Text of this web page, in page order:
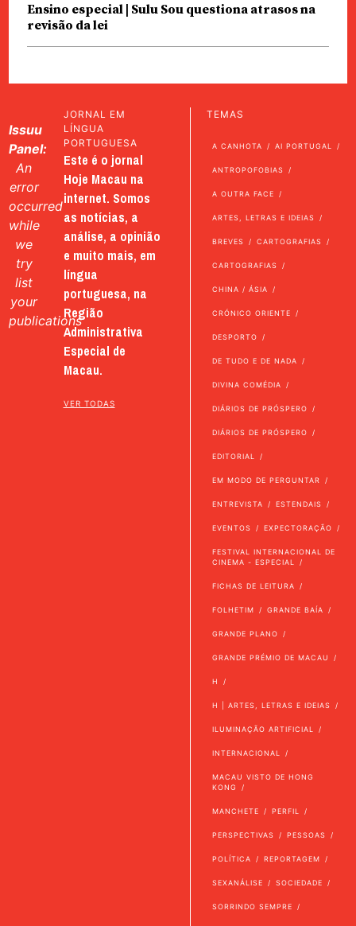
Ensino especial | Sulu Sou questiona atrasos na
revisão da lei
Issuu
Panel:
An
error
occurred
while
we
try
list
your
publications
JORNAL EM
LÍNGUA
PORTUGUESA
Este é o jornal
Hoje Macau na
internet. Somos
as notícias, a
análise, a opinião
e muito mais, em
língua
portuguesa, na
Região
Administrativa
Especial de
Macau.
VER TODAS
TEMAS
A CANHOTA AI PORTUGAL
ANTROPOFOBIAS
A OUTRA FACE
ARTES, LETRAS E IDEIAS
BREVES CARTOGRAFIAS
CARTOGRAFIAS
CHINA / ÁSIA
CRÓNICO ORIENTE
DESPORTO
DE TUDO E DE NADA
DIVINA COMÉDIA
DIÁRIOS DE PRÓSPERO
DIÁRIOS DE PRÓSPERO
EDITORIAL
EM MODO DE PERGUNTAR
ENTREVISTA ESTENDAIS
EVENTOS EXPECTORAÇÃO
FESTIVAL INTERNACIONAL DE
CINEMA - ESPECIAL
FICHAS DE LEITURA
FOLHETIM GRANDE BAÍA
GRANDE PLANO
GRANDE PRÉMIO DE MACAU
H
H | ARTES, LETRAS E IDEIAS
ILUMINAÇÃO ARTIFICIAL
INTERNACIONAL
MACAU VISTO DE HONG
KONG
MANCHETE PERFIL
PERSPECTIVAS PESSOAS
POLÍTICA REPORTAGEM
SEXANÁLISE SOCIEDADE
SORRINDO SEMPRE